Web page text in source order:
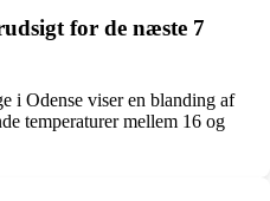
for de næste 7
i Odense viser en blanding af
temperaturer mellem 16 og